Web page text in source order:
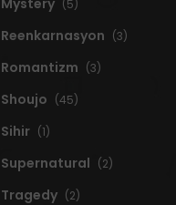
Mystery (5)
Reenkarnasyon (3)
Romantizm (3)
Shoujo (45)
Sihir (1)
Supernatural (2)
Tragedy (2)